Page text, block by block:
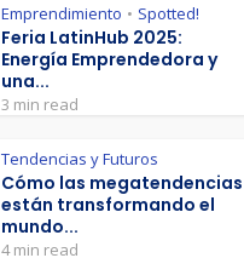
Emprendimiento • Spotted!
Feria LatinHub 2025:
Energía Emprendedora y
una...
3 min read
Tendencias y Futuros
Cómo las megatendencias
están transformando el
mundo...
4 min read